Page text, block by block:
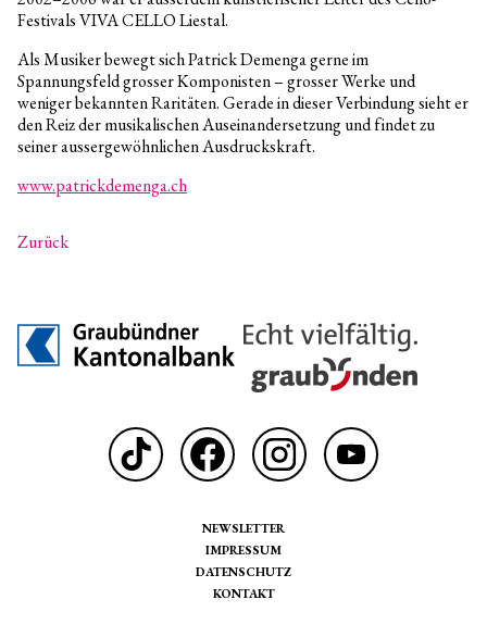
Festivals VIVA CELLO Liestal.
Als Musiker bewegt sich Patrick Demenga gerne im
Spannungsfeld grosser Komponisten – grosser Werke und
weniger bekannten Raritäten. Gerade in dieser Verbindung sieht er
den Reiz der musikalischen Auseinandersetzung und findet zu
seiner aussergewöhnlichen Ausdruckskraft.
www.patrickdemenga.ch
Zurück
NEWSLETTER
IMPRESSUM
DATENSCHUTZ
KONTAKT